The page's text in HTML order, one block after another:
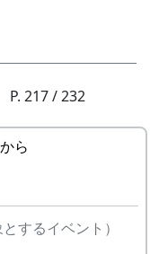
る
よ
どなたでも
2月29日
北はりまエコ
えます。
神の公会堂は
来てもスタン
や、10月20
のイベントの
P. 217 / 232
ら
するイベント）